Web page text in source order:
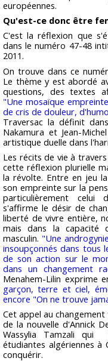
européennes.
Qu'est-ce donc être
C'est la réflexion que
dans le numéro 47-48
2011.
On trouve dans ce
Le thème y est abordé
questions, des textes
"Une mosaïque
de cris de douleur,
Traversac la définit
Nakamura et Jean-
artistique duelle dans
Les récits de vie à
cette réflexion plurielle
la révolte. Entre en jeu
son empreinte sur la
particulièrement celui
s'affirme le désir de
liberté de vivre entière,
mais dans la capacité
masculin. "Une
insoupçonnés dans tous
de son action sur le
dans un changement
Menahem-Lilin exprime
garçon, terre et ciel,
encore "On ne trouve
Cet appel au
de la nouvelle d'Annick
Wassylia Tamzali qui
étudiantes algériennes
conquérir.